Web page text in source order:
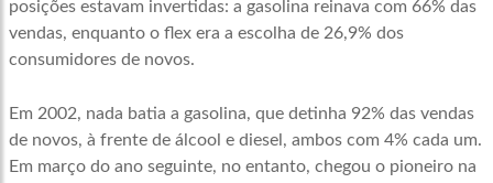
posições estavam invertidas: a gasolina reinava com 66% das
vendas, enquanto o flex era a escolha de 26,9% dos
consumidores de novos.
Em 2002, nada batia a gasolina, que detinha 92% das vendas
de novos, à frente de álcool e diesel, ambos com 4% cada um.
Em março do ano seguinte, no entanto, chegou o pioneiro na